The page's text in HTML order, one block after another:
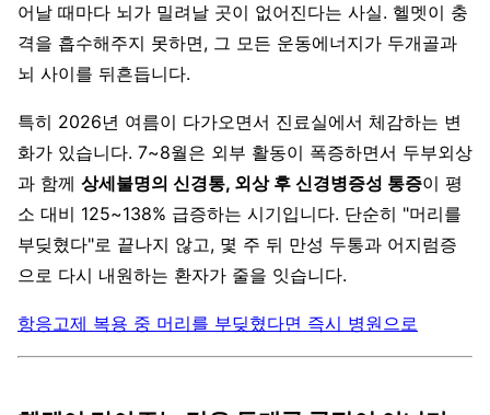
어날 때마다 뇌가 밀려날 곳이 없어진다는 사실. 헬멧이 충
격을 흡수해주지 못하면, 그 모든 운동에너지가 두개골과
뇌 사이를 뒤흔듭니다.
특히 2026년 여름이 다가오면서 진료실에서 체감하는 변
화가 있습니다. 7~8월은 외부 활동이 폭증하면서 두부외상
과 함께 상세불명의 신경통, 외상 후 신경병증성 통증이 평
소 대비 125~138% 급증하는 시기입니다. 단순히 "머리를
부딪혔다"로 끝나지 않고, 몇 주 뒤 만성 두통과 어지럼증
으로 다시 내원하는 환자가 줄을 잇습니다.
항응고제 복용 중 머리를 부딪혔다면 즉시 병원으로